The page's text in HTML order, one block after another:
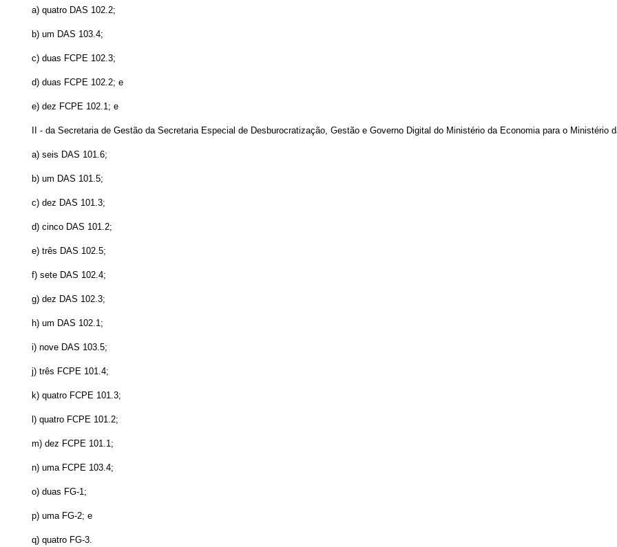
a) quatro DAS 102.2;
b) um DAS 103.4;
c) duas FCPE 102.3;
d) duas FCPE 102.2; e
e) dez FCPE 102.1; e
II - da Secretaria de Gestão da Secretaria Especial de Desburocratização, Gestão e Governo Digital do Ministério da Economia para o Ministério
a) seis DAS 101.6;
b) um DAS 101.5;
c) dez DAS 101.3;
d) cinco DAS 101.2;
e) três DAS 102.5;
f) sete DAS 102.4;
g) dez DAS 102.3;
h) um DAS 102.1;
i) nove DAS 103.5;
j) três FCPE 101.4;
k) quatro FCPE 101.3;
l) quatro FCPE 101.2;
m) dez FCPE 101.1;
n) uma FCPE 103.4;
o) duas FG-1;
p) uma FG-2; e
q) quatro FG-3.